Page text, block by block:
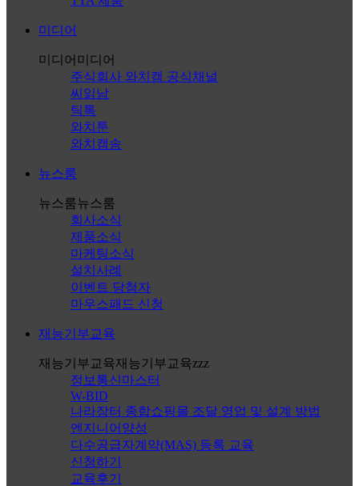
미디어
미디어 미디어
주식회사 와치캠 공식채널
씨읽남
틱톡
와치툰
와치캠송
뉴스룸
뉴스룸뉴스룸
회사소식
제품소식
마케팅소식
설치사례
이벤트 당첨자
마우스패드 신청
재능기부교육
재능기부교육재능기부교육zzz
정보통신마스터
W-BID
나라장터 종합쇼핑몰 조달 영업 및 설계 방법
엔지니어양성
다수공급자계약(MAS) 등록 교육
신청하기
교육후기